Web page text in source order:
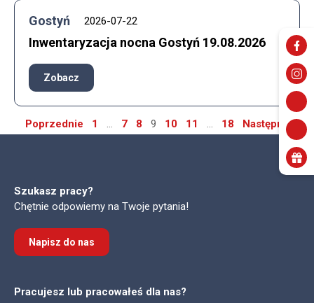
Gostyń 2026-07-22
Inwentaryzacja nocna Gostyń 19.08.2026​
Zobacz
Nawigacja
po
Poprzednie 1 … 7 8 9 10 11 … 18 Następne
Szukasz pracy?
Chętnie odpowiemy na Twoje pytania!
Napisz do nas
Pracujesz lub pracowałeś dla nas?